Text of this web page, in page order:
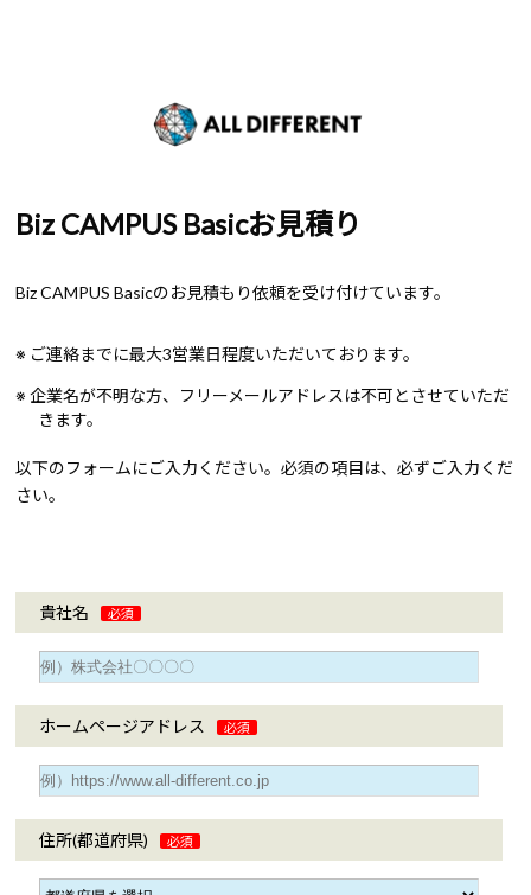
Biz CAMPUS Basicお見積り
Biz CAMPUS Basicのお見積もり依頼を受け付けています。
※ ご連絡までに最大3営業日程度いただいております。
※ 企業名が不明な方、フリーメールアドレスは不可とさせていただ
きます。
以下のフォームにご入力ください。必須の項目は、必ずご入力くだ
さい。